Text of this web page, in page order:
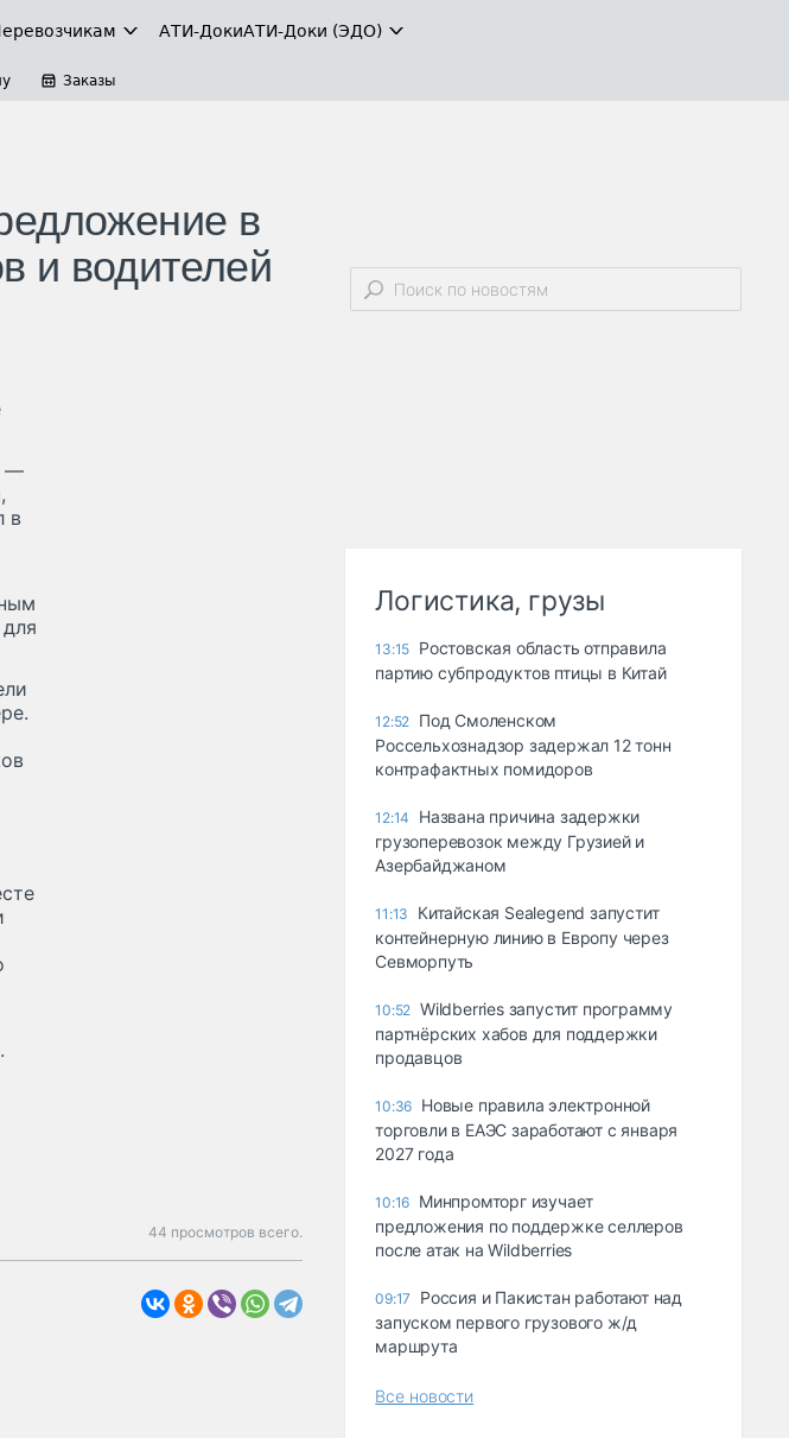
АТИ-ДокиАТИ-Доки (ЭДО)
Заказы
в
и водителей
—
в
44 просмотров всего.
Логистика, грузы
13:15 Ростовская область отправила
партию субпродуктов птицы в Китай
12:52 Под Смоленском
Россельхознадзор задержал 12 тонн
контрафактных помидоров
12:14
Названа причина задержки
грузоперевозок между Грузией и
Азербайджаном
11:13
Китайская Sealegend запустит
контейнерную линию в Европу через
Севморпуть
10:52 Wildberries запустит программу
партнёрских хабов для поддержки
продавцов
10:36 Новые правила электронной
торговли в ЕАЭС заработают с января
2027 года
10:16 Минпромторг изучает
предложения по поддержке селлеров
после атак на Wildberries
09:17
Россия и Пакистан работают над
запуском первого грузового ж/д
маршрута
Все новости